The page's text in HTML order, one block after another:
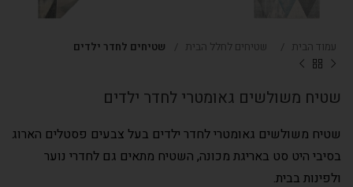
עמוד הבית שטיחים לחלל הבית שטיחים לחדר ילדים
שטיח משולשים גאומטרי לחדר ילדים
שטיח משולשים גאומטרי לחדר ילדים בעל צבעים פסטלים הארוג
בסיבי היט סט באריגת מכונה, השטיח מתאים גם לחדרי נוער
ולפינות בבית.